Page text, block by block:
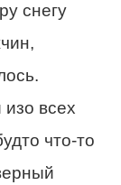
снегу
всех
что-то